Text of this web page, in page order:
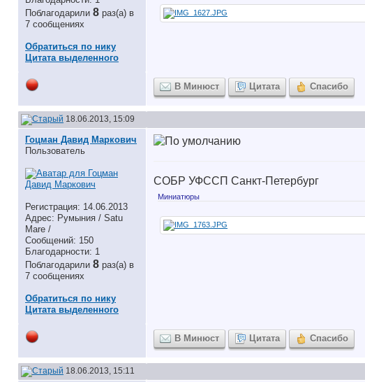
Поблагодарили 8 раз(а) в
7 сообщениях
Обратиться по нику
Цитата выделенного
В Минюст Цитата Спасибо
18.06.2013, 15:09
Гоцман Давид Маркович
Пользователь
Регистрация: 14.06.2013
Адрес: Румыния / Satu
Mare /
Сообщений: 150
Благодарности: 1
Поблагодарили 8 раз(а) в
7 сообщениях
Обратиться по нику
Цитата выделенного
СОБР УФССП Санкт-Петербург
Миниатюры
В Минюст Цитата Спасибо
18.06.2013, 15:11